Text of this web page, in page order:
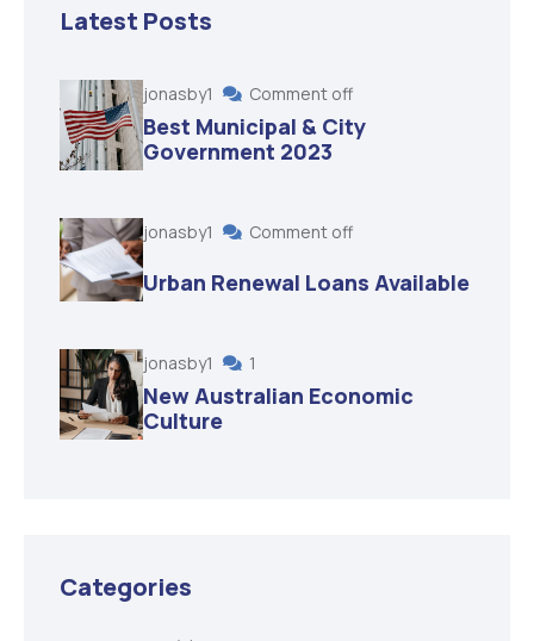
Latest Posts
jonasby1 Comment off
Best Municipal & City
Government 2023
jonasby1 Comment off
Urban Renewal Loans Available
jonasby1 1
New Australian Economic
Culture
Categories